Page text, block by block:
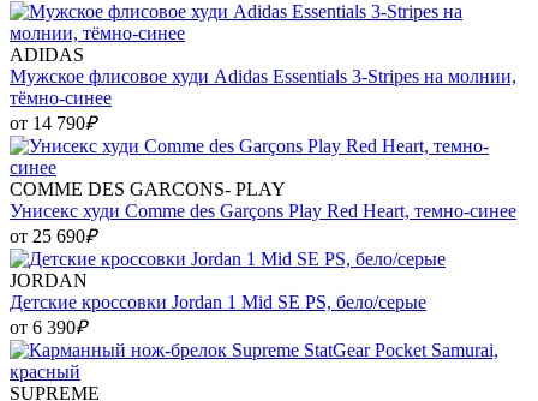
ADIDAS
Мужское флисовое худи Adidas Essentials 3-Stripes на молнии,
тёмно-синее
от 14 790₽
COMME DES GARCONS- PLAY
Унисекс худи Comme des Garçons Play Red Heart, темно-синее
от 25 690₽
JORDAN
Детские кроссовки Jordan 1 Mid SE PS, бело/серые
от 6 390₽
SUPREME